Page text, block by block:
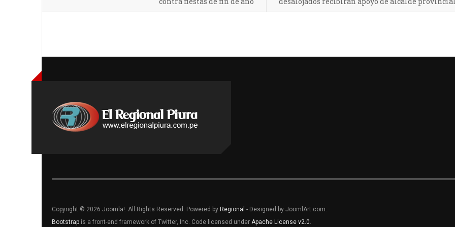
Copyright © 2026 Joomla!. All Rights Reserved. Powered by Regional - Designed by JoomlArt.com.
Bootstrap is a front-end framework of Twitter, Inc. Code licensed under Apache License v2.0.